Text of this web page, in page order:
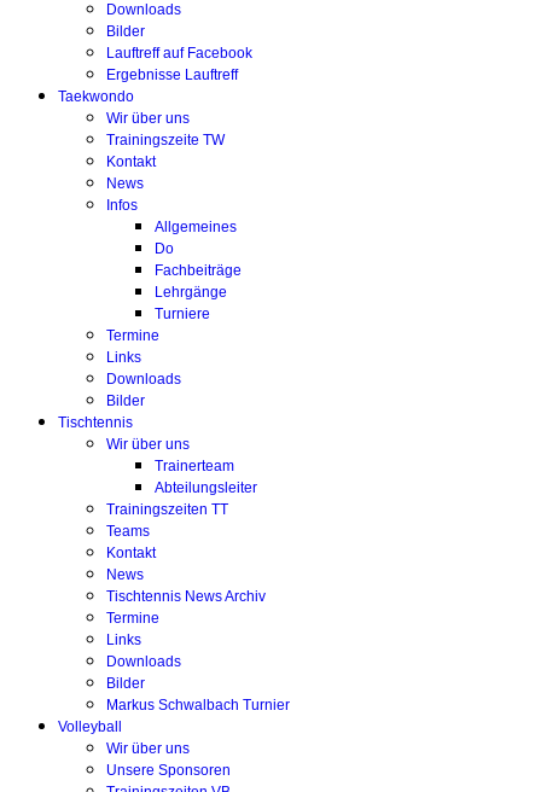
Downloads
Bilder
Lauftreff auf Facebook
Ergebnisse Lauftreff
Taekwondo
Wir über uns
Trainingszeite TW
Kontakt
News
Infos
Allgemeines
Do
Fachbeiträge
Lehrgänge
Turniere
Termine
Links
Downloads
Bilder
Tischtennis
Wir über uns
Trainerteam
Abteilungsleiter
Trainingszeiten TT
Teams
Kontakt
News
Tischtennis News Archiv
Termine
Links
Downloads
Bilder
Markus Schwalbach Turnier
Volleyball
Wir über uns
Unsere Sponsoren